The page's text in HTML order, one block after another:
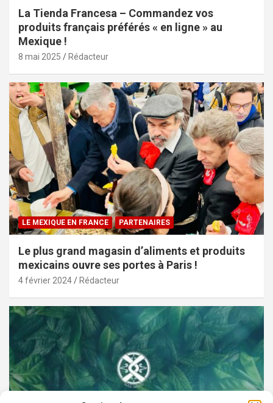
La Tienda Francesa – Commandez vos
produits français préférés « en ligne » au
Mexique !
8 mai 2025 Rédacteur
LE MEXIQUE EN FRANCE PARTENAIRES
Le plus grand magasin d’aliments et produits
mexicains ouvre ses portes à Paris !
4 février 2024 Rédacteur